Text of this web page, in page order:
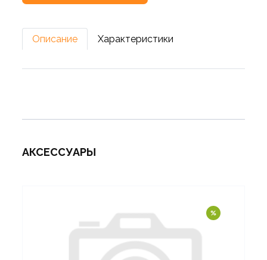
Описание Характеристики
АКСЕССУАРЫ